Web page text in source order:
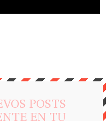
POSTS
EN TU